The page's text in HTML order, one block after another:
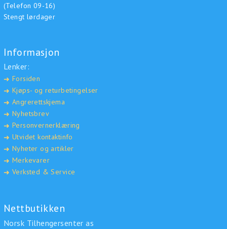
(Telefon 09-16)
Stengt lørdager
Informasjon
Lenker:
➜ Forsiden
➜ Kjøps- og returbetingelser
➜ Angrerettskjema
➜ Nyhetsbrev
➜ Personvernerklæring
➜ Utvidet kontaktinfo
➜ Nyheter og artikler
➜ Merkevarer
➜ Verksted & Service
Nettbutikken
Norsk Tilhengersenter as